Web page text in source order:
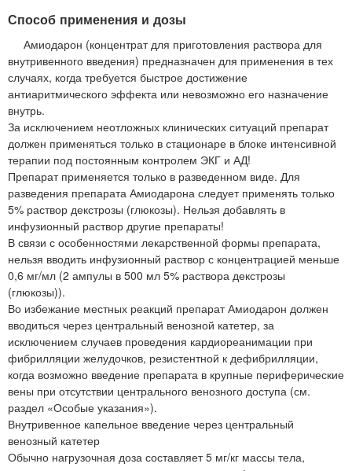
Способ применения и дозы
Амиодарон (концентрат для приготовления раствора для
внутривенного введения) предназначен для применения в тех
случаях, когда требуется быстрое достижение
антиаритмического эффекта или невозможно его назначение
внутрь.
За исключением неотложных клинических ситуаций препарат
должен применяться только в стационаре в блоке интенсивной
терапии под постоянным контролем ЭКГ и АД!
Препарат применяется только в разведенном виде. Для
разведения препарата Амиодарона следует применять только
5% раствор декстрозы (глюкозы). Нельзя добавлять в
инфузионный раствор другие препараты!
В связи с особенностями лекарственной формы препарата,
нельзя вводить инфузионный раствор с концентрацией меньше
0,6 мг/мл (2 ампулы в 500 мл 5% раствора декстрозы
(глюкозы)).
Во избежание местных реакций препарат Амиодарон должен
вводиться через центральный венозной катетер, за
исключением случаев проведения кардиореанимации при
фибрилляции желудочков, резистентной к дефибрилляции,
когда возможно введение препарата в крупные периферические
вены при отсутствии центрального венозного доступа (см.
раздел «Особые указания»).
Внутривенное капельное введение через центральный
венозный катетер
Обычно нагрузочная доза составляет 5 мг/кг массы тела,